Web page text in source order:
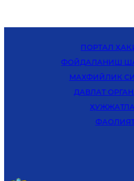
ПОРТАЛ
ФОЙДАЛАНИШ
MАХФИЙЛИК
ДАВЛАТ